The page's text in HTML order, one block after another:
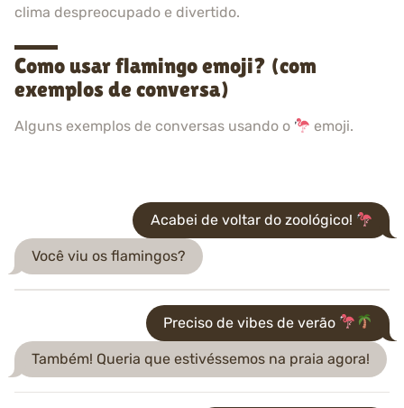
clima despreocupado e divertido.
Como usar flamingo emoji? (com
exemplos de conversa)
Alguns exemplos de conversas usando o emoji.
Acabei de voltar do zoológico!
Você viu os flamingos?
Preciso de vibes de verão
Também! Queria que estivéssemos na praia agora!